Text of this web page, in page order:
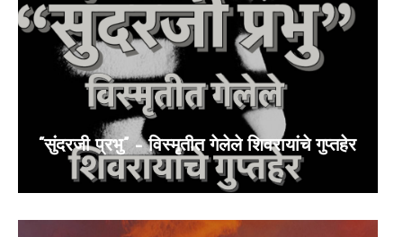
“सुंदरजी प्रभु” – विस्मृतीत गेलेले शिवरायांचे गुप्तहेर